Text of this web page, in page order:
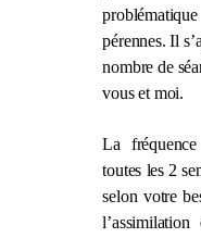
pérennes. Il
nombre de
vous et moi.
La fréquence
toutes les 2
selon votre